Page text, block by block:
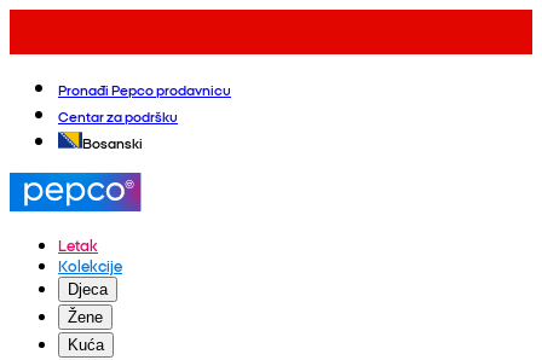
Pronađi Pepco prodavnicu
Centar za podršku
Bosanski
Letak
Kolekcije
Djeca
Žene
Kuća